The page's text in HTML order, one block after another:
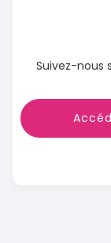
Suivez-nous